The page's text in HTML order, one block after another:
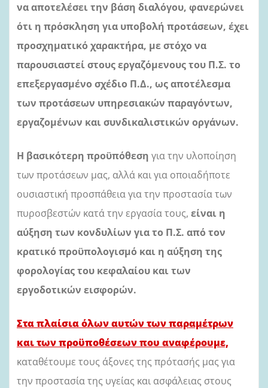
να αποτελέσει την βάση διαλόγου, φανερώνει
ότι η πρόσκληση για υποβολή προτάσεων, έχει
προσχηματικό χαρακτήρα, με στόχο να
παρουσιαστεί στους εργαζόμενους του Π.Σ. το
επεξεργασμένο σχέδιο Π.Δ., ως αποτέλεσμα
των προτάσεων υπηρεσιακών παραγόντων,
εργαζομένων και συνδικαλιστικών οργάνων.
Η βασικότερη προϋπόθεση για την υλοποίηση
των προτάσεων μας, αλλά και για οποιαδήποτε
ουσιαστική προσπάθεια για την προστασία των
πυροσβεστών κατά την εργασία τους, είναι η
αύξηση των κονδυλίων για το Π.Σ. από τον
κρατικό προϋπολογισμό και η αύξηση της
φορολογίας του κεφαλαίου και των
εργοδοτικών εισφορών.
Στα πλαίσια όλων αυτών των παραμέτρων
και των προϋποθέσεων που αναφέρουμε,
καταθέτουμε τους άξονες της πρότασής μας για
την προστασία της υγείας και ασφάλειας στους